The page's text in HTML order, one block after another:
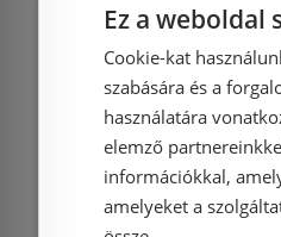
Raktáron
Ez a weboldal
Cookie-kat
szabására és a
használatára
elemző
információkkal,
amelyeket a